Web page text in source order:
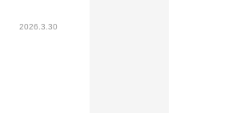
2026.3.30